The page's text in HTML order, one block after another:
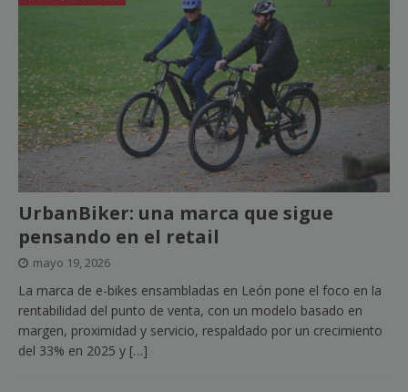
UrbanBiker: una marca que sigue
pensando en el retail
mayo 19, 2026
La marca de e-bikes ensambladas en León pone el foco en la
rentabilidad del punto de venta, con un modelo basado en
margen, proximidad y servicio, respaldado por un crecimiento
del 33% en 2025 y […]